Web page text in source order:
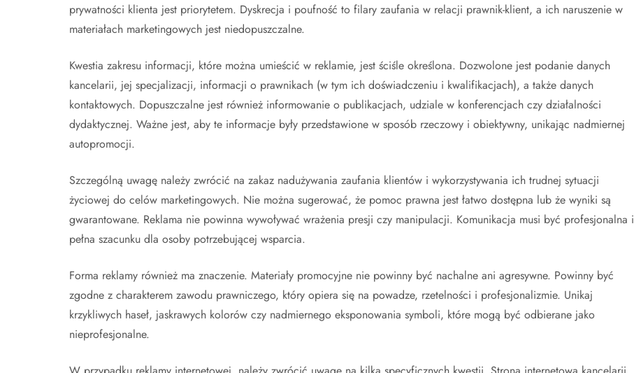
prywatności klienta jest priorytetem. Dyskrecja i poufność to filary zaufania w relacji prawnik-klient, a ich naruszenie w
materiałach marketingowych jest niedopuszczalne.
Kwestia zakresu informacji, które można umieścić w reklamie, jest ściśle określona. Dozwolone jest podanie danych
kancelarii, jej specjalizacji, informacji o prawnikach (w tym ich doświadczeniu i kwalifikacjach), a także danych
kontaktowych. Dopuszczalne jest również informowanie o publikacjach, udziale w konferencjach czy działalności
dydaktycznej. Ważne jest, aby te informacje były przedstawione w sposób rzeczowy i obiektywny, unikając nadmiernej
autopromocji.
Szczególną uwagę należy zwrócić na zakaz nadużywania zaufania klientów i wykorzystywania ich trudnej sytuacji
życiowej do celów marketingowych. Nie można sugerować, że pomoc prawna jest łatwo dostępna lub że wyniki są
gwarantowane. Reklama nie powinna wywoływać wrażenia presji czy manipulacji. Komunikacja musi być profesjonalna i
pełna szacunku dla osoby potrzebującej wsparcia.
Forma reklamy również ma znaczenie. Materiały promocyjne nie powinny być nachalne ani agresywne. Powinny być
zgodne z charakterem zawodu prawniczego, który opiera się na powadze, rzetelności i profesjonalizmie. Unikaj
krzykliwych haseł, jaskrawych kolorów czy nadmiernego eksponowania symboli, które mogą być odbierane jako
nieprofesjonalne.